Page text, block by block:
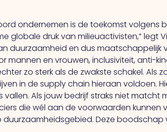
ondernemen is de toekomst volgens
globale druk van milieuactivisten,” legt
duurzaamheid en dus
mannen en vrouwen, inclusiviteit, anti-
zo sterk als de zwakste schakel.Als
in de supply chain hieraan voldoen.
vallen.Alsjouw bedrijf straks niet matcht
die wél aan de voorwaarden kunnen
Deze boodschap